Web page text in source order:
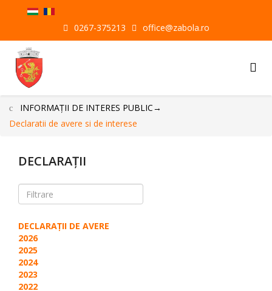
0267-375213 office@zabola.ro
INFORMAŢII DE INTERES PUBLIC→
Declaratii de avere si de interese
DECLARAŢII
DECLARAŢII DE AVERE
2026
2025
2024
2023
2022